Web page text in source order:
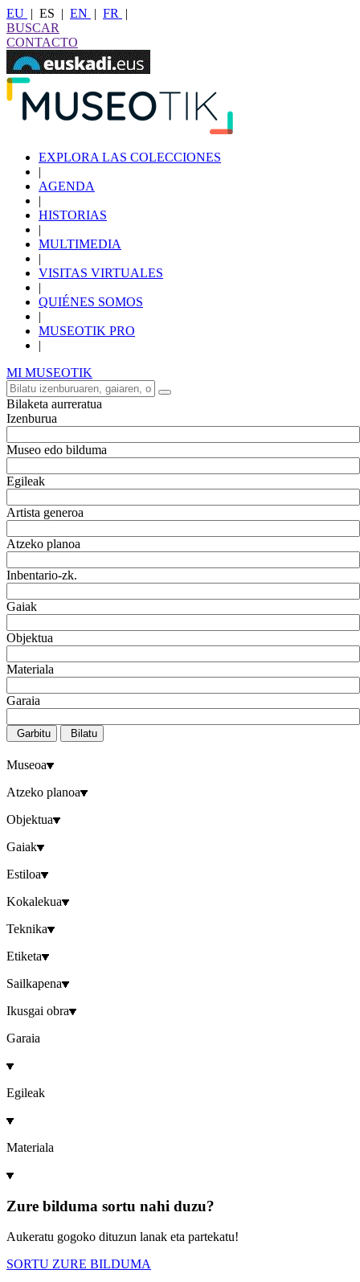
EU | ES | EN | FR
|
BUSCAR
CONTACTO
EXPLORA LAS COLECCIONES
|
AGENDA
|
HISTORIAS
|
MULTIMEDIA
|
VISITAS VIRTUALES
|
QUIÉNES SOMOS
|
MUSEOTIK PRO
|
MI MUSEOTIK
Bilaketa aurreratua
Izenburua
Museo edo bilduma
Egileak
Artista generoa
Atzeko planoa
Inbentario-zk.
Gaiak
Objektua
Materiala
Garaia
Garbitu Bilatu
Museoa
Atzeko planoa
Objektua
Gaiak
Estiloa
Kokalekua
Teknika
Etiketa
Sailkapena
Ikusgai obra
Garaia
Egileak
Materiala
Zure bilduma sortu nahi duzu?
Aukeratu gogoko dituzun lanak eta partekatu!
SORTU ZURE BILDUMA